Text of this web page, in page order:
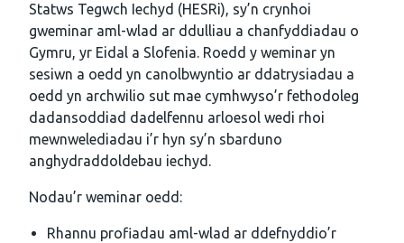
Statws Tegwch Iechyd (HESRi), sy’n crynhoi
gweminar aml-wlad ar ddulliau a chanfyddiadau o
Gymru, yr Eidal a Slofenia. Roedd y weminar yn
sesiwn a oedd yn canolbwyntio ar ddatrysiadau a
oedd yn archwilio sut mae cymhwyso’r fethodoleg
dadansoddiad dadelfennu arloesol wedi rhoi
mewnwelediadau i’r hyn sy’n sbarduno
anghydraddoldebau iechyd.
Nodau’r weminar oedd:
Rhannu profiadau aml-wlad ar ddefnyddio’r